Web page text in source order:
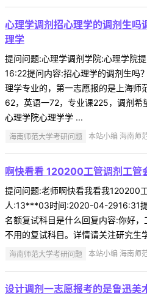
心理学调剂招心理学的调剂生吗
理学
提问问题:心理学调剂学院:心理学院
16:22提问内容:招心理学的调剂生吗
理学专业的，第一志愿报的是上海
62，英语一72，专业课225，调剂希
心理学院心理学学 ...
海南师范大学考研问题 本站小编 海南师
啊快看看 120200工管调剂工管
提问问题:老师啊快看我看我120200
人:13***03时间:2020-04-2916:31
名额复试科目是什么回复内容:你好，
不用的复试科目。详情请关注研究生
海南师范大学考研问题 本站小编 海南师
设计调剂一志愿报考的是鲁迅美